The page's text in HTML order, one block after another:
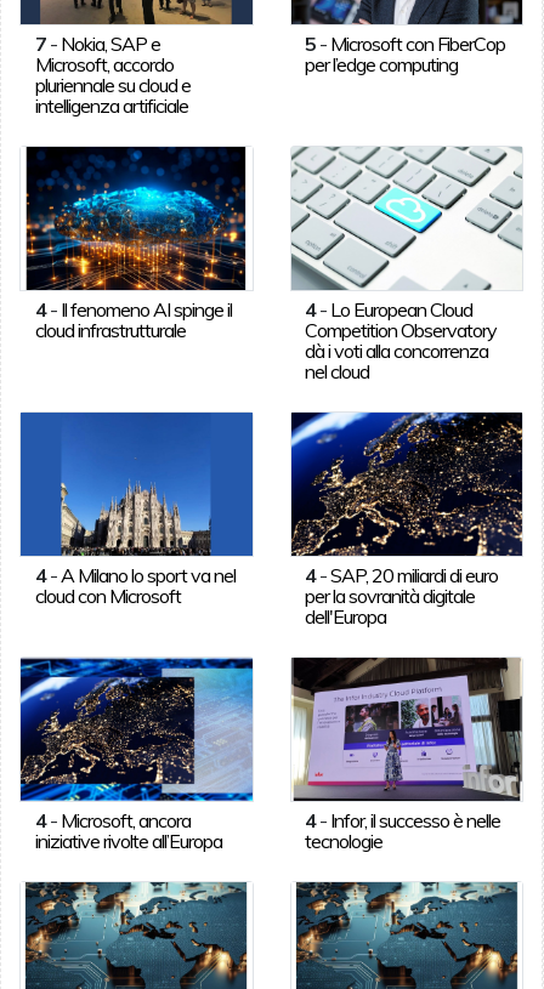
7- Nokia, SAP e
Microsoft, accordo
pluriennale su cloud e
intelligenza artificiale
5 - Microsoft con FiberCop
per l’edge computing
4- Il fenomeno AI spinge il
cloud infrastrutturale
4- Lo European Cloud
Competition Observatory
dà i voti alla concorrenza
nel cloud
4- A Milano lo sport va nel
cloud con Microsoft
4-SAP, 20 miliardi di euro
per la sovranità digitale
dell'Europa
4- Microsoft, ancora
iniziative rivolte all’Europa
4- Infor, il successo è nelle
tecnologie